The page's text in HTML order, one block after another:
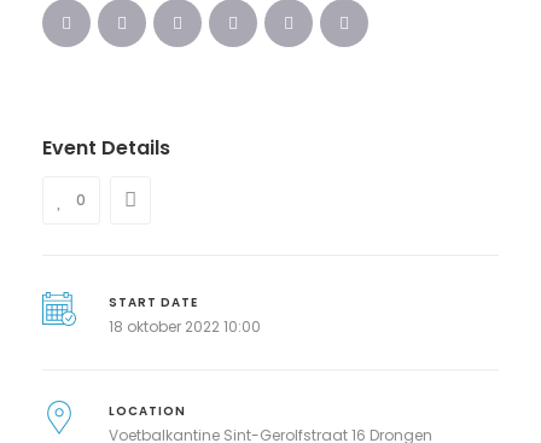
Event Details
0
START DATE
18 oktober 2022 10:00
LOCATION
Voetbalkantine Sint-Gerolfstraat 16 Drongen